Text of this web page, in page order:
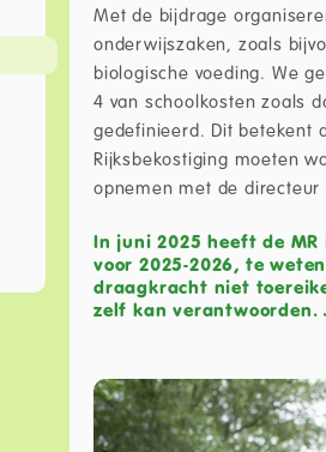
Met de bijdrage
onderwijszaken, zoals
biologische voeding. We
4 van schoolkosten zoals
gedefinieerd. Dit betekent
Rijksbekostiging moeten
opnemen met de directeur
In juni 2025 heeft de
voor 2025-2026, te
draagkracht niet
zelf kan verantwoorden.